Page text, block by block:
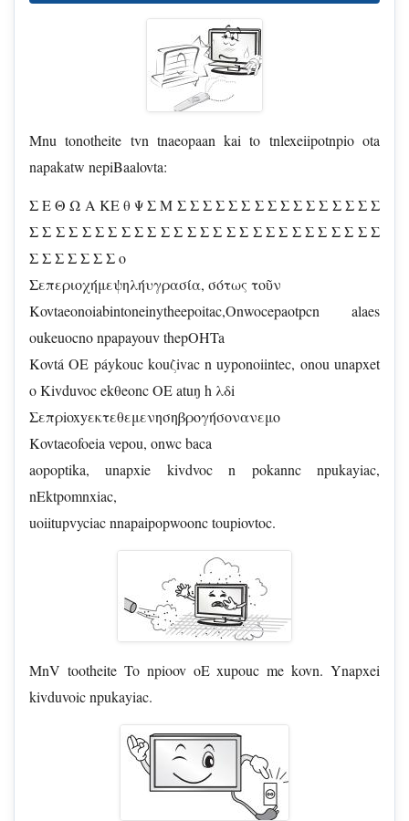
Mnu tonotheite tvn tnaeopaan kai to tnlexeiipotnpio ota
napakatw nepiBaalovta:
Σ Ε Θ Ω Α ΚΕ θ Ψ Σ Μ Σ Σ Σ Σ Σ Σ Σ Σ Σ Σ Σ Σ Σ Σ Σ Σ
Σ Σ Σ Σ Σ Σ Σ Σ Σ Σ Σ Σ Σ Σ Σ Σ Σ Σ Σ Σ Σ Σ Σ Σ Σ Σ Σ
Σ Σ Σ Σ Σ Σ Σ ο
Σεπεριοχήμεψηλήυγρασία, σότως τοῦν
Kovtaeonoiabintoneinytheepoitac,Onwocepaotpcn alaes
oukeuocno npapayouv thepOHTa
Kovtá OE páykouc kouζivac n uyponoiintec, onou unapxet
o Kivduvoc ekθeonc OE atuŋ h λδi
Σεπρioxyεκτεθεμενησηβρογήσονανεμo
Kovtaeofoeia vepou, onwc baca
aopoptika, unapxie kivdvoc n pokannc npukayiac,
nEktpomnxiac,
uoiitupvyciac nnapaipopwoonc toupiovtoc.
MnV tootheite To npioov oE xupouc me kovn. Ynapxei
kivduvoic npukayiac.